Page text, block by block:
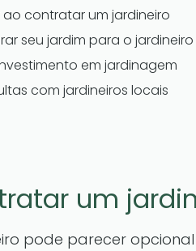
contratar um jardineiro
seu jardim para o jardineiro
em jardinagem
com jardineiros locais
um
pode parecer